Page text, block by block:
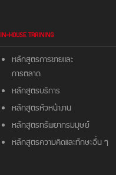
IN-HOUSE TRAINING
หลักสูตรการขายและ
การตลาด
หลักสูตรบริการ
หลักสูตรหัวหน้างาน
หลักสูตรทรัพยากรมมุษย์
หลักสูตรความคิดและทักษะอื่น ๆ